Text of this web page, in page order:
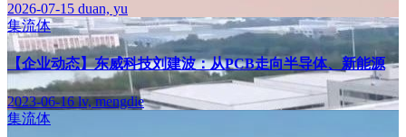
2026-07-15 duan, yu
集流体
【企业动态】东威科技刘建波：从PCB走向半导体、新能源
2023-06-16lv, mengdie
集流体